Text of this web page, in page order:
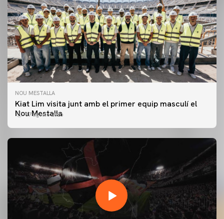
NOU MESTALLA
Kiat Lim visita junt amb el primer equip masculí el
Nou Mestalla
07 agosto 2026